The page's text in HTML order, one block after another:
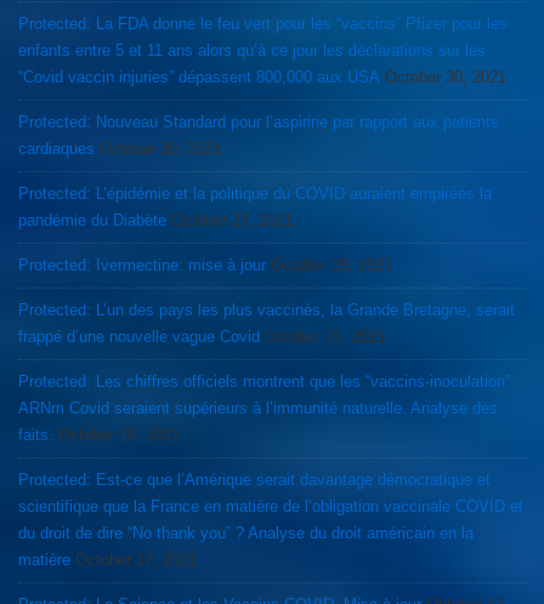
Protected: La FDA donne le feu vert pour les “vaccins” Pfizer pour les
enfants entre 5 et 11 ans alors qu’à ce jour les déclarations sur les
“Covid vaccin injuries” dépassent 800,000 aux USA October 30, 2021
Protected: Nouveau Standard pour l’aspirine par rapport aux patients
cardiaques October 30, 2021
Protected: L’épidémie et la politique du COVID auraient empirées la
pandémie du Diabète October 27, 2021
Protected: Ivermectine: mise à jour October 26, 2021
Protected: L’un des pays les plus vaccinés, la Grande Bretagne, serait
frappé d’une nouvelle vague Covid October 21, 2021
Protected: Les chiffres officiels montrent que les “vaccins-inoculation”
ARNm Covid seraient supérieurs à l’immunité naturelle. Analyse des
faits.
October 18, 2021
Protected: Est-ce que l’Amérique serait davantage démocratique et
scientifique que la France en matière de l’obligation vaccinale COVID et
du droit de dire “No thank you” ? Analyse du droit américain en la
matière October 17, 2021